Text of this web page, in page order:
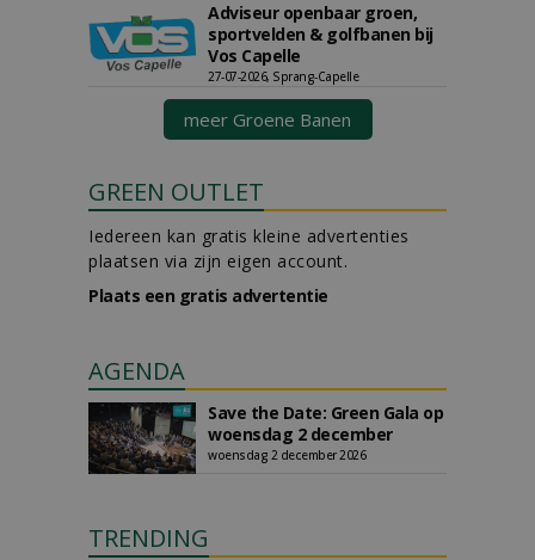
Adviseur openbaar groen,
sportvelden & golfbanen bij
Vos Capelle
27-07-2026, Sprang-Capelle
meer Groene Banen
GREEN OUTLET
Iedereen kan gratis kleine advertenties
plaatsen via zijn eigen account.
Plaats een gratis advertentie
AGENDA
Save the Date: Green Gala op
woensdag 2 december
woensdag 2 december 2026
TRENDING